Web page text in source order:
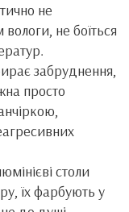
не
вологи, не боїться
забруднення,
просто
столи
їх фарбують у